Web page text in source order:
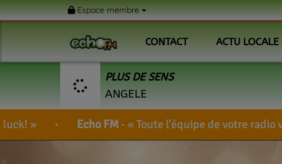
Espace membre
CONTACT ACTU LOCALE
PLUS DE SENS
ANGELE
Echo FM - Toute l'équipe de votre radio vous